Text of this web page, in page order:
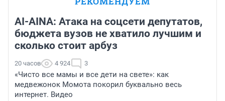
AI-AINA: Атака на соцсети депутатов,
бюджета вузов не хватило лучшим и
сколько стоит арбуз
20 часов 4 924 3
«Чисто все мамы и все дети на свете»: как
медвежонок Момота покорил буквально весь
интернет. Видео